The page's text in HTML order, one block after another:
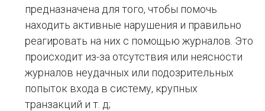
предназначена для того, чтобы помочь
находить активные нарушения и правильно
реагировать на них с помощью журналов. Это
происходит из-за отсутствия или неясности
журналов неудачных или подозрительных
попыток входа в систему, крупных
транзакций и т. д;
Подпишись на уведомления
о новых материалах
Ваша электронная почта